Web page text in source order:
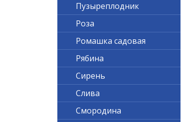
Пузыреплодник
Роза
Ромашка садовая
Рябина
Сирень
Слива
Смородина